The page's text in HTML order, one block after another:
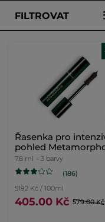
FILTROVAT
Řasenka pro
pohled
7.8 ml - 3 barvy
(186)
5192 Kč / 100ml
405.00 Kč 579.00 Kč